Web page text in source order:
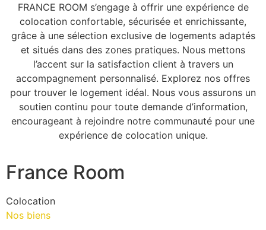
FRANCE ROOM s’engage à offrir une expérience de
colocation confortable, sécurisée et enrichissante,
grâce à une sélection exclusive de logements adaptés
et situés dans des zones pratiques. Nous mettons
l’accent sur la satisfaction client à travers un
accompagnement personnalisé. Explorez nos offres
pour trouver le logement idéal. Nous vous assurons un
soutien continu pour toute demande d’information,
encourageant à rejoindre notre communauté pour une
expérience de colocation unique.
France Room
Colocation
Nos biens